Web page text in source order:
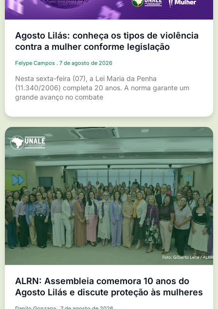
Agosto Lilás: conheça os tipos de violência
contra a mulher conforme legislação
Felype Campos 7 de agosto de 2026
Nesta sexta-feira (07), a Lei Maria da Penha
(11.340/2006) completa 20 anos. A norma garante um
grande avanço no combate
ALRN: Assembleia comemora 10 anos do
Agosto Lilás e discute proteção às mulheres